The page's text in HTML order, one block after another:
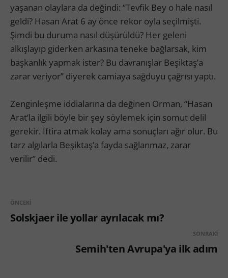
yaşanan olaylara da değindi: “Tevfik Bey o hale nasıl
geldi? Hasan Arat 6 ay önce rekor oyla seçilmişti.
Şimdi bu duruma nasıl düşürüldü? Her geleni
alkışlayıp giderken arkasına teneke bağlarsak, kim
başkanlık yapmak ister? Bu davranışlar Beşiktaş’a
zarar veriyor” diyerek camiaya sağduyu çağrısı yaptı.
Zenginleşme iddialarına da değinen Orman, “Hasan
Arat’la ilgili böyle bir şey söylemek için somut delil
gerekir. İftira atmak kolay ama sonuçları ağır olur. Bu
tarz algılarla Beşiktaş’a fayda sağlanmaz, zarar
verilir” dedi.
ÖNCEKI
Solskjaer ile yollar ayrılacak mı?
SONRAKI
Semih'ten Avrupa'ya ilk adım